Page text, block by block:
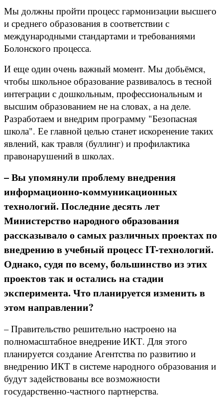
Мы должны пройти процесс гармонизации высшего
и среднего образования в соответствии с
международными стандартами и требованиями
Болонского процесса.
И еще один очень важный момент. Мы добьёмся,
чтобы школьное образование развивалось в тесной
интеграции с дошкольным, профессиональным и
высшим образованием не на словах, а на деле.
Разработаем и внедрим программу "Безопасная
школа". Ее главной целью станет искоренение таких
явлений, как травля (буллинг) и профилактика
правонарушений в школах.
– Вы упомянули проблему внедрения
информационно-коммуникационных
технологий. Последние десять лет
Министерство народного образования
рассказывало о самых различных проектах по
внедрению в учебный процесс IT-технологий.
Однако, судя по всему, большинство из этих
проектов так и остались на стадии
эксперимента. Что планируется изменить в
этом направлении?
– Правительство решительно настроено на
полномасштабное внедрение ИКТ. Для этого
планируется создание Агентства по развитию и
внедрению ИКТ в системе народного образования и
будут задействованы все возможности
государственно-частного партнерства.